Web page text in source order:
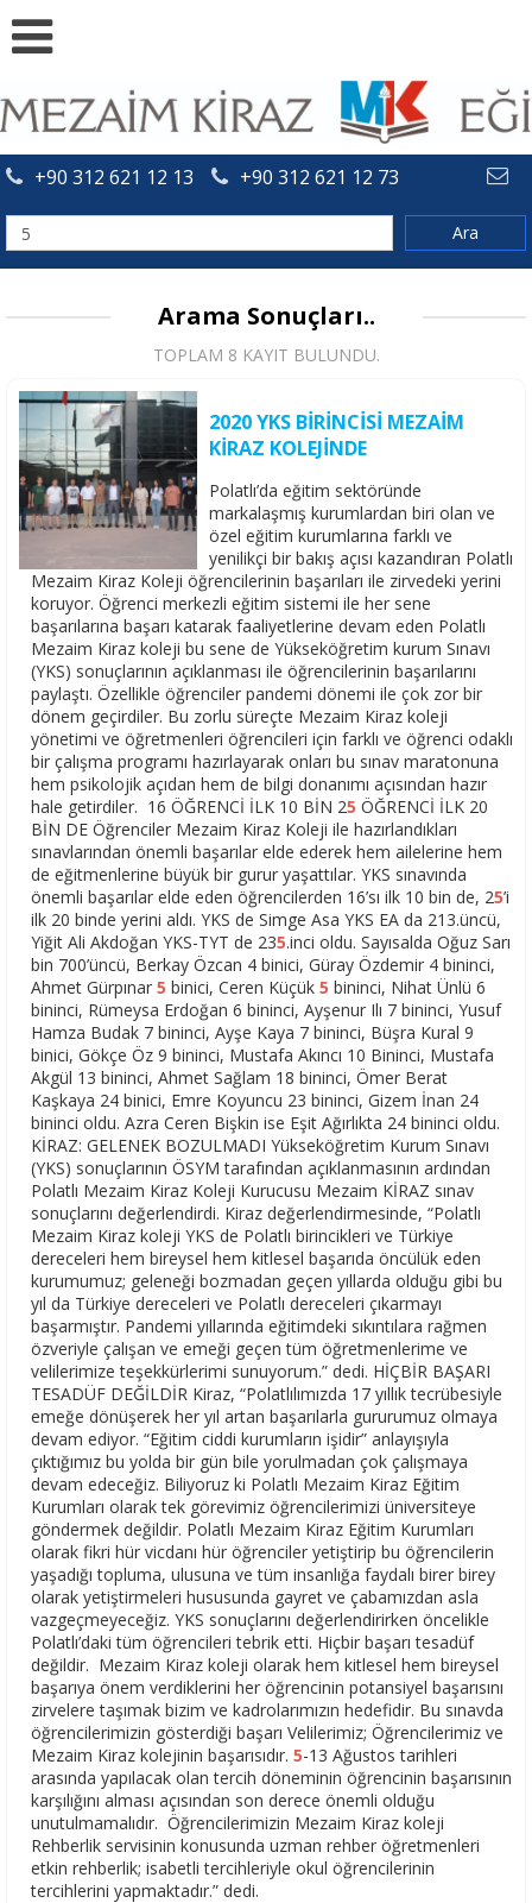
+90 312 621 12 13 +90 312 621 12 73
Arama Sonuçları..
TOPLAM 8 KAYIT BULUNDU.
2020 YKS BİRİNCİSİ MEZAİM
KİRAZ KOLEJİNDE
Polatlı’da eğitim sektöründe
markalaşmış kurumlardan biri olan ve
özel eğitim kurumlarına farklı ve
yenilikçi bir bakış açısı kazandıran Polatlı
Mezaim Kiraz Koleji öğrencilerinin başarıları ile zirvedeki yerini
koruyor. Öğrenci merkezli eğitim sistemi ile her sene
başarılarına başarı katarak faaliyetlerine devam eden Polatlı
Mezaim Kiraz koleji bu sene de Yükseköğretim kurum Sınavı
(YKS) sonuçlarının açıklanması ile öğrencilerinin başarılarını
paylaştı. Özellikle öğrenciler pandemi dönemi ile çok zor bir
dönem geçirdiler. Bu zorlu süreçte Mezaim Kiraz koleji
yönetimi ve öğretmenleri öğrencileri için farklı ve öğrenci odaklı
bir çalışma programı hazırlayarak onları bu sınav maratonuna
hem psikolojik açıdan hem de bilgi donanımı açısından hazır
hale getirdiler. 16 ÖĞRENCİ İLK 10 BİN 25 ÖĞRENCİ İLK 20
BİN DE Öğrenciler Mezaim Kiraz Koleji ile hazırlandıkları
sınavlarından önemli başarılar elde ederek hem ailelerine hem
de eğitmenlerine büyük bir gurur yaşattılar. YKS sınavında
önemli başarılar elde eden öğrencilerden 16’sı ilk 10 bin de, 25’i
ilk 20 binde yerini aldı. YKS de Simge Asa YKS EA da 213.üncü,
Yiğit Ali Akdoğan YKS-TYT de 235.inci oldu. Sayısalda Oğuz Sarı
bin 700’üncü, Berkay Özcan 4 binici, Güray Özdemir 4 bininci,
Ahmet Gürpınar 5 binici, Ceren Küçük 5 bininci, Nihat Ünlü 6
bininci, Rümeysa Erdoğan 6 bininci, Ayşenur Ilı 7 bininci, Yusuf
Hamza Budak 7 bininci, Ayşe Kaya 7 bininci, Büşra Kural 9
binici, Gökçe Öz 9 bininci, Mustafa Akıncı 10 Bininci, Mustafa
Akgül 13 bininci, Ahmet Sağlam 18 bininci, Ömer Berat
Kaşkaya 24 binici, Emre Koyuncu 23 bininci, Gizem İnan 24
bininci oldu. Azra Ceren Bişkin ise Eşit Ağırlıkta 24 bininci oldu.
KİRAZ: GELENEK BOZULMADI Yükseköğretim Kurum Sınavı
(YKS) sonuçlarının ÖSYM tarafından açıklanmasının ardından
Polatlı Mezaim Kiraz Koleji Kurucusu Mezaim KİRAZ sınav
sonuçlarını değerlendirdi. Kiraz değerlendirmesinde, “Polatlı
Mezaim Kiraz koleji YKS de Polatlı birincikleri ve Türkiye
dereceleri hem bireysel hem kitlesel başarıda öncülük eden
kurumumuz; geleneği bozmadan geçen yıllarda olduğu gibi bu
yıl da Türkiye dereceleri ve Polatlı dereceleri çıkarmayı
başarmıştır. Pandemi yıllarında eğitimdeki sıkıntılara rağmen
özveriyle çalışan ve emeği geçen tüm öğretmenlerime ve
velilerimize teşekkürlerimi sunuyorum.” dedi. HİÇBİR BAŞARI
TESADÜF DEĞİLDİR Kiraz, “Polatlılımızda 17 yıllık tecrübesiyle
emeğe dönüşerek her yıl artan başarılarla gururumuz olmaya
devam ediyor. “Eğitim ciddi kurumların işidir” anlayışıyla
çıktığımız bu yolda bir gün bile yorulmadan çok çalışmaya
devam edeceğiz. Biliyoruz ki Polatlı Mezaim Kiraz Eğitim
Kurumları olarak tek görevimiz öğrencilerimizi üniversiteye
göndermek değildir. Polatlı Mezaim Kiraz Eğitim Kurumları
olarak fikri hür vicdanı hür öğrenciler yetiştirip bu öğrencilerin
yaşadığı topluma, ulusuna ve tüm insanlığa faydalı birer birey
olarak yetiştirmeleri hususunda gayret ve çabamızdan asla
vazgeçmeyeceğiz. YKS sonuçlarını değerlendirirken öncelikle
Polatlı’daki tüm öğrencileri tebrik etti. Hiçbir başarı tesadüf
değildir. Mezaim Kiraz koleji olarak hem kitlesel hem bireysel
başarıya önem verdiklerini her öğrencinin potansiyel başarısını
zirvelere taşımak bizim ve kadrolarımızın hedefidir. Bu sınavda
öğrencilerimizin gösterdiği başarı Velilerimiz; Öğrencilerimiz ve
Mezaim Kiraz kolejinin başarısıdır. 5-13 Ağustos tarihleri
arasında yapılacak olan tercih döneminin öğrencinin başarısının
karşılığını alması açısından son derece önemli olduğu
unutulmamalıdır. Öğrencilerimizin Mezaim Kiraz koleji
Rehberlik servisinin konusunda uzman rehber öğretmenleri
etkin rehberlik; isabetli tercihleriyle okul öğrencilerinin
tercihlerini yapmaktadır.” dedi.